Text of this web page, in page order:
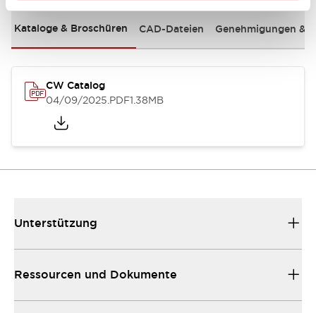
Kataloge & Broschüren CAD-Dateien Genehmigungen &
CW Catalog
04/09/2025.PDF1.38MB
Unterstützung
Ressourcen und Dokumente